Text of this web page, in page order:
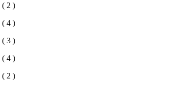
( 2 )
( 4 )
( 3 )
( 4 )
( 2 )